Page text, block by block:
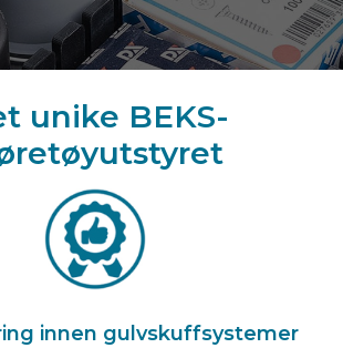
unike BEKS-
innen gulvskuffsystemer